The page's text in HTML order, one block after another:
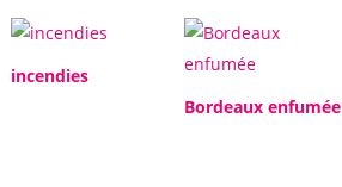
incendies
Bordeaux enfumée